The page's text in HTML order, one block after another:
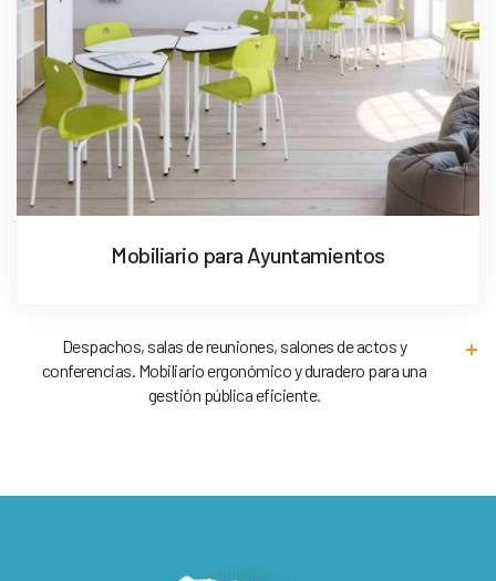
Mobiliario para Ayuntamientos
Despachos, salas de reuniones, salones de actos y
conferencias. Mobiliario ergonómico y duradero para una
gestión pública eficiente.